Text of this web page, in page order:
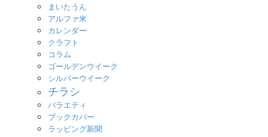
まいたうん
アルファ米
カレンダー
クラフト
コラム
ゴールデンウイーク
シルバーウイーク
チラシ
バラエティ
ブックカバー
ラッピング新聞